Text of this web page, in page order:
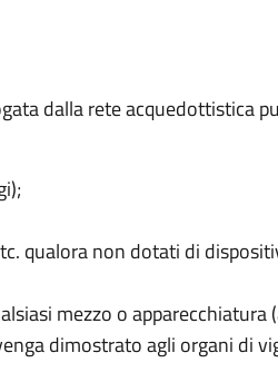
dalla rete acquedottistica
qualora non dotati di
mezzo o apparecchiatura
dimostrato agli organi di